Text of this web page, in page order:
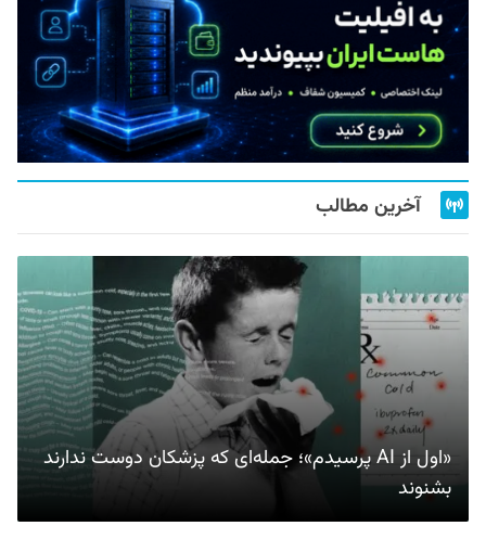
آخرین مطالب
«اول از AI پرسیدم»؛ جمله‌ای که پزشکان دوست ندارند
بشنوند